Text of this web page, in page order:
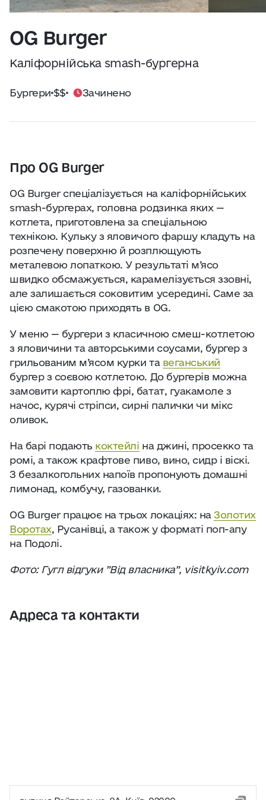
Про нас
місця Києва
Практичні поради
Джерело:openweathermap.org
OG Burger
Каліфорнійська smash-бургерна
Бургери $$ Зачинено
Про OG Burger
OG Burger спеціалізується на каліфорнійських
smash-бургерах, головна родзинка яких —
котлета, приготовлена за спеціальною
технікою. Кульку з яловичого фаршу кладуть на
розпечену поверхню й розплющують
металевою лопаткою. У результаті м’ясо
швидко обсмажується, карамелізується ззовні,
але залишається соковитим усередині. Саме за
цією смакотою приходять в OG.
У меню — бургери з класичною смеш-котлетою
з яловичини та авторськими соусами, бургер з
грильованим м’ясом курки та веганський
бургер з соєвою котлетою. До бургерів можна
замовити картоплю фрі, батат, гуакамоле з
начос, курячі стріпси, сирні палички чи мікс
оливок.
На барі подають коктейлі на джині, просекко та
ромі, а також крафтове пиво, вино, сидр і віскі.
З безалкогольних напоїв пропонують домашні
лимонад, комбучу, газованки.
OG Burger працює на трьох локаціях: наЗолотих
Воротах, Русанівці, а також у форматі поп-апу
на Подолі.
Фото: Гугл відгуки ”Від власника”, visitkyiv.com
Адреса та контакти